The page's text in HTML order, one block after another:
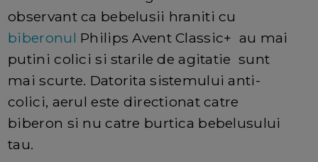
observant ca bebelusii hraniti cu
biberonul Philips Avent Classic+ au mai
putini colici si starile de agitatie sunt
mai scurte. Datorita sistemului anti-
colici, aerul este directionat catre
biberon si nu catre burtica bebelusului
tau.